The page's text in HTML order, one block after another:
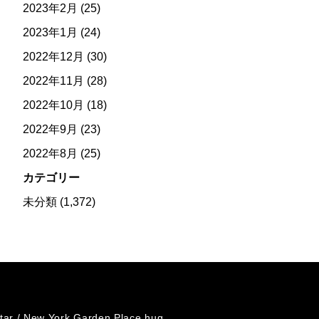
2023年2月 (25)
2023年1月 (24)
2022年12月 (30)
2022年11月 (28)
2022年10月 (18)
2022年9月 (23)
2022年8月 (25)
カテゴリー
未分類(1,372)